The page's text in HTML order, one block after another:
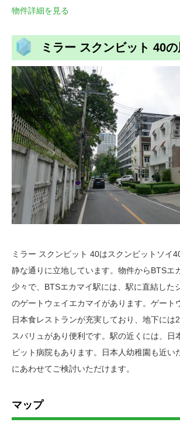
物件詳細を見る
ミラー スクンビット 40
ミラー スクンビット 40はスクンビットソイ
静な通りに立地しています。物件からBTSエ
少々で、BTSエカマイ駅には、駅に直結した
のゲートウェイエカマイがあります。ゲート
日本食レストランが充実しており、地下には
スバリュがあり便利です。駅の近くには、日
ビット病院もあります。日本人幼稚園も近い
にあわせてご検討いただけます。
マップ